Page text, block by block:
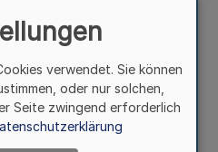
Ministeriums für
und Familie wird die
außergerichtlichen
Westfalen in
verwendet. Sie können
oder nur solchen,
Seite zwingend erforderlich